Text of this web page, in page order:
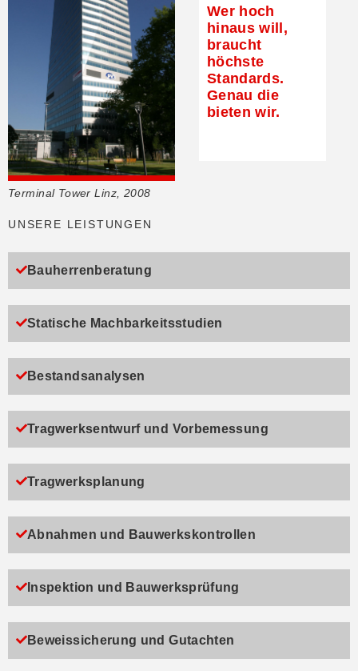
Terminal Tower Linz, 2008
Wer hoch
hinaus will,
braucht
höchste
Standards.
Genau die
bieten wir.
UNSERE LEISTUNGEN
Bauherrenberatung
Statische Machbarkeitsstudien
Bestandsanalysen
Tragwerksentwurf und Vorbemessung
Tragwerksplanung
Abnahmen und Bauwerkskontrollen
Inspektion und Bauwerksprüfung
Beweissicherung und Gutachten